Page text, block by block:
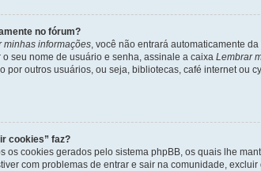
no fórum?
minhas informações , você não entrará automaticamente
seu nome de usuário e senha, assinale a caixa Lembrar
por outros usuários, ou seja, bibliotecas, café internet ou
cookies” faz?
os cookies gerados pelo sistema phpBB, os quais lhe
com problemas de entrar e sair na comunidade,